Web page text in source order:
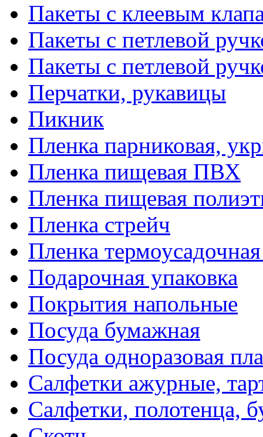
Пакеты с клеевым
Пакеты с петлевой
Пакеты с петлевой
Перчатки, рукавицы
Пикник
Пленка парниковая,
Пленка пищевая ПВХ
Пленка пищевая
Пленка стрейч
Пленка
Подарочная упаковка
Покрытия напольные
Посуда бумажная
Посуда одноразовая
Салфетки ажурные,
Салфетки, полотенца,